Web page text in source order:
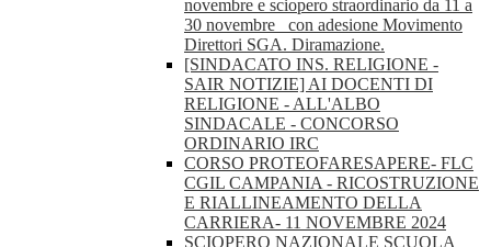
novembre e sciopero straordinario da 11 a
30 novembre_ con adesione Movimento
Direttori SGA. Diramazione.
[SINDACATO INS. RELIGIONE -
SAIR NOTIZIE] AI DOCENTI DI
RELIGIONE - ALL'ALBO
SINDACALE - CONCORSO
ORDINARIO IRC
CORSO PROTEOFARESAPERE- FLC
CGIL CAMPANIA - RICOSTRUZIONE
E RIALLINEAMENTO DELLA
CARRIERA- 11 NOVEMBRE 2024
SCIOPERO NAZIONALE SCUOLA